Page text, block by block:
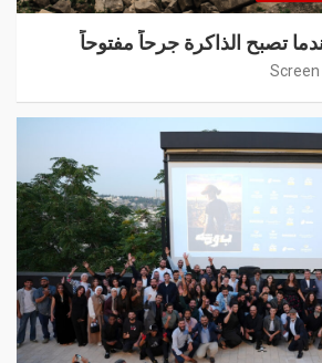
تصبح الذاكرة جرحاً مفتوحاً